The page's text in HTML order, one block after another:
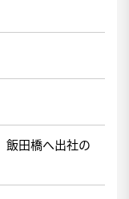
飯田橋へ出社の